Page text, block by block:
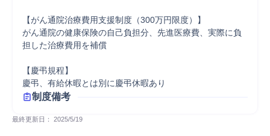
【がん通院治療費用支援制度（300万円限度）】
がん通院の健康保険の自己負担分、先進医療費、実際に負
担した治療費用を補償
【慶弔規程】
慶弔、有給休暇とは別に慶弔休暇あり
制度備考
最終更新日： 2025/5/19